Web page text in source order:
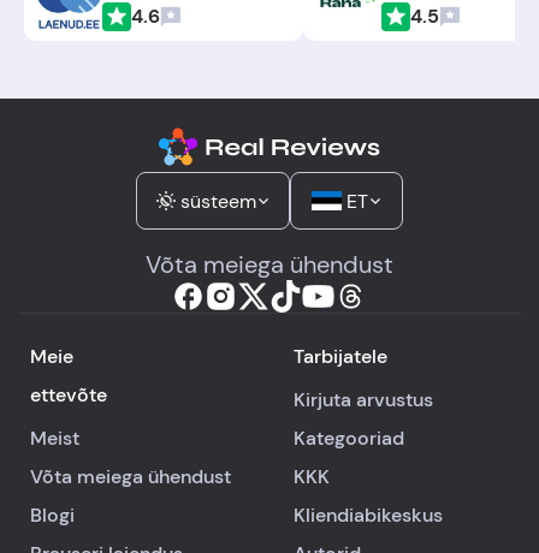
4.6
4.5
süsteem ET
Võta meiega ühendust
Meie
ettevõte
Meist
Võta meiega ühendust
Blogi
Tarbijatele
Kirjuta arvustus
Kategooriad
KKK
Kliendiabikeskus